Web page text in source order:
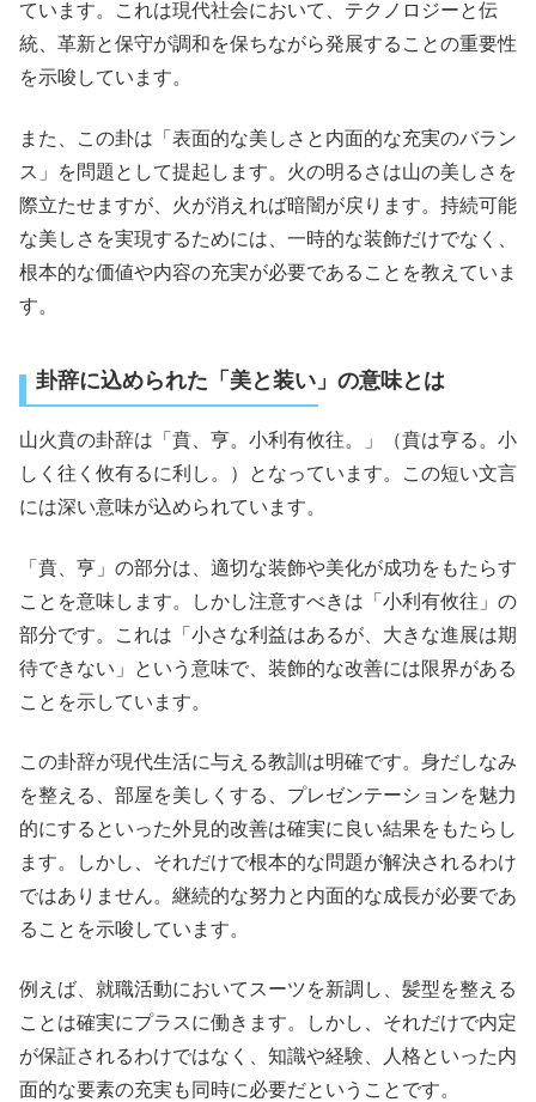
ています。これは現代社会において、テクノロジーと伝
統、革新と保守が調和を保ちながら発展することの重要性
を示唆しています。
また、この卦は「表面的な美しさと内面的な充実のバラン
ス」を問題として提起します。火の明るさは山の美しさを
際立たせますが、火が消えれば暗闇が戻ります。持続可能
な美しさを実現するためには、一時的な装飾だけでなく、
根本的な価値や内容の充実が必要であることを教えていま
す。
卦辞に込められた「美と装い」の意味とは
山火賁の卦辞は「賁、亨。小利有攸往。」（賁は亨る。小
しく往く攸有るに利し。）となっています。この短い文言
には深い意味が込められています。
「賁、亨」の部分は、適切な装飾や美化が成功をもたらす
ことを意味します。しかし注意すべきは「小利有攸往」の
部分です。これは「小さな利益はあるが、大きな進展は期
待できない」という意味で、装飾的な改善には限界がある
ことを示しています。
この卦辞が現代生活に与える教訓は明確です。身だしなみ
を整える、部屋を美しくする、プレゼンテーションを魅力
的にするといった外見的改善は確実に良い結果をもたらし
ます。しかし、それだけで根本的な問題が解決されるわけ
ではありません。継続的な努力と内面的な成長が必要であ
ることを示唆しています。
例えば、就職活動においてスーツを新調し、髪型を整える
ことは確実にプラスに働きます。しかし、それだけで内定
が保証されるわけではなく、知識や経験、人格といった内
面的な要素の充実も同時に必要だということです。